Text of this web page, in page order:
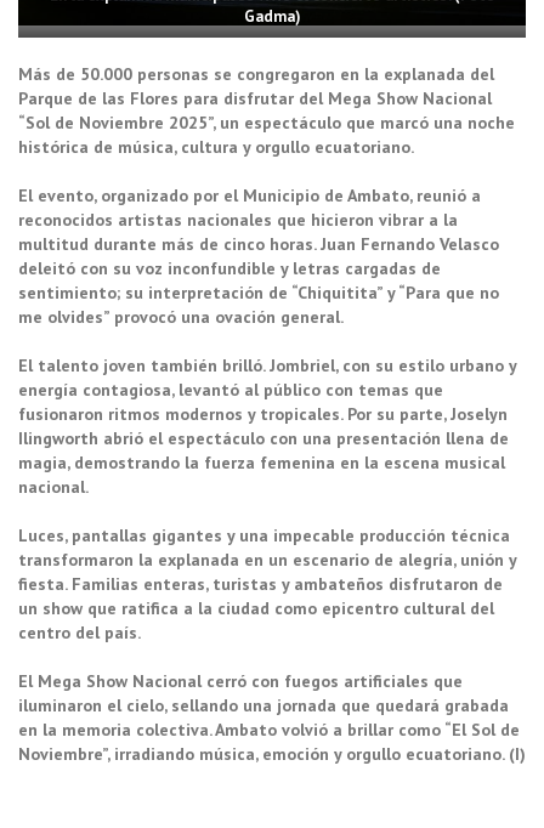
Gadma)
Más de 50.000 personas se congregaron en la explanada del
Parque de las Flores para disfrutar del Mega Show Nacional
“Sol de Noviembre 2025”, un espectáculo que marcó una noche
histórica de música, cultura y orgullo ecuatoriano.
El evento, organizado por el Municipio de Ambato, reunió a
reconocidos artistas nacionales que hicieron vibrar a la
multitud durante más de cinco horas. Juan Fernando Velasco
deleitó con su voz inconfundible y letras cargadas de
sentimiento; su interpretación de “Chiquitita” y “Para que no
me olvides” provocó una ovación general.
El talento joven también brilló. Jombriel, con su estilo urbano y
energía contagiosa, levantó al público con temas que
fusionaron ritmos modernos y tropicales. Por su parte, Joselyn
Ilingworth abrió el espectáculo con una presentación llena de
magia, demostrando la fuerza femenina en la escena musical
nacional.
Luces, pantallas gigantes y una impecable producción técnica
transformaron la explanada en un escenario de alegría, unión y
fiesta. Familias enteras, turistas y ambateños disfrutaron de
un show que ratifica a la ciudad como epicentro cultural del
centro del país.
El Mega Show Nacional cerró con fuegos artificiales que
iluminaron el cielo, sellando una jornada que quedará grabada
en la memoria colectiva. Ambato volvió a brillar como “El Sol de
Noviembre”, irradiando música, emoción y orgullo ecuatoriano. (I)